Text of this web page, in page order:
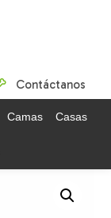
Contáctanos
Camas Casas